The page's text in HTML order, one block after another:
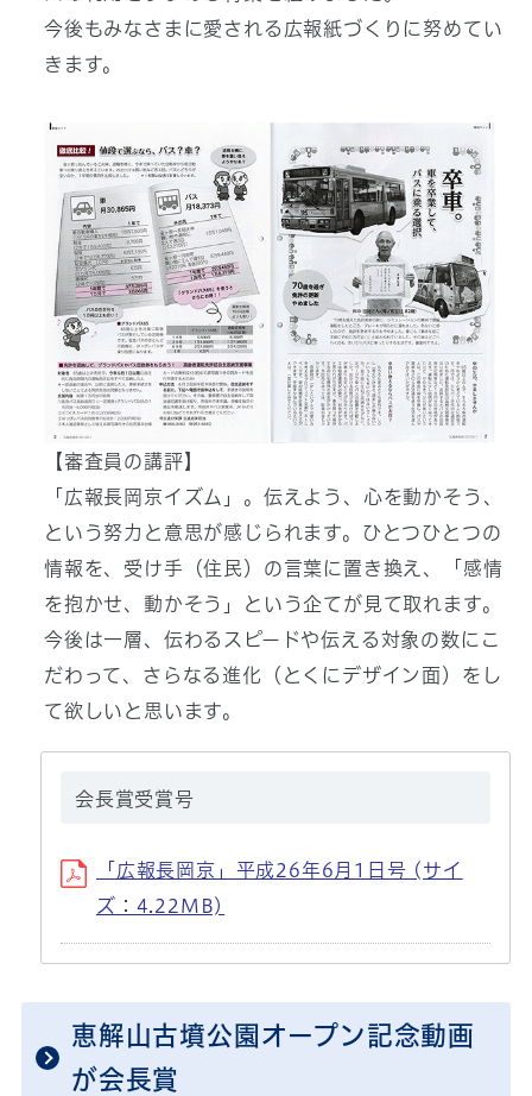
今後もみなさまに愛される広報紙づくりに努めてい
きます。
【審査員の講評】
「広報長岡京イズム」。伝えよう、心を動かそう、
という努力と意思が感じられます。ひとつひとつの
情報を、受け手（住民）の言葉に置き換え、「感情
を抱かせ、動かそう」という企てが見て取れます。
今後は一層、伝わるスピードや伝える対象の数にこ
だわって、さらなる進化（とくにデザイン面）をし
て欲しいと思います。
会長賞受賞号
「広報長岡京」平成26年6月1日号 (サイ
ズ：4.22MB)
恵解山古墳公園オープン記念動画
が会長賞